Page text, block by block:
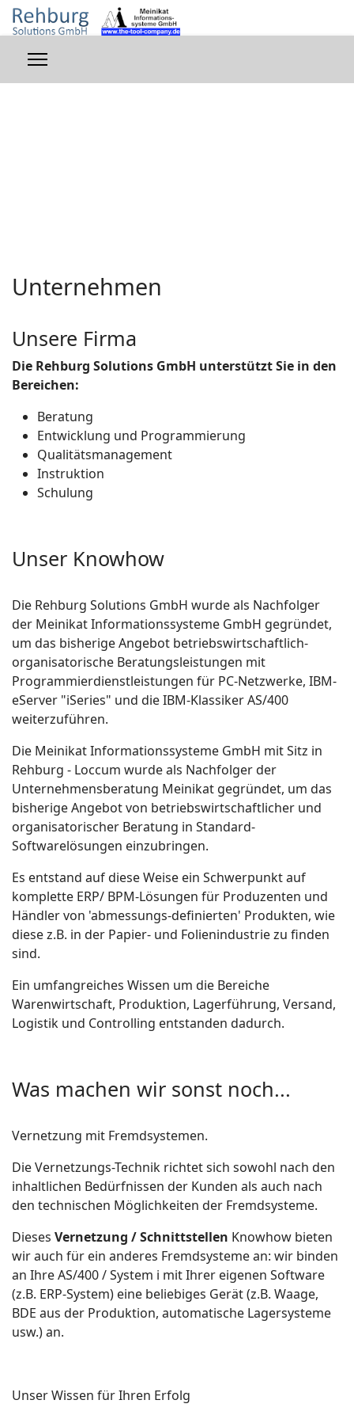
Unternehmen
Unsere Firma
Die Rehburg Solutions GmbH unterstützt Sie in den
Bereichen:
Beratung
Entwicklung und Programmierung
Qualitätsmanagement
Instruktion
Schulung
Unser Knowhow
Die Rehburg Solutions GmbH wurde als Nachfolger
der Meinikat Informationssysteme GmbH gegründet,
um das bisherige Angebot betriebswirtschaftlich-
organisatorische Beratungsleistungen mit
Programmierdienstleistungen für PC-Netzwerke, IBM-
eServer "iSeries" und die IBM-Klassiker AS/400
weiterzuführen.
Die Meinikat Informationssysteme GmbH mit Sitz in
Rehburg - Loccum wurde als Nachfolger der
Unternehmensberatung Meinikat gegründet, um das
bisherige Angebot von betriebswirtschaftlicher und
organisatorischer Beratung in Standard-
Softwarelösungen einzubringen.
Es entstand auf diese Weise ein Schwerpunkt auf
komplette ERP/ BPM-Lösungen für Produzenten und
Händler von 'abmessungs-definierten' Produkten, wie
diese z.B. in der Papier- und Folienindustrie zu finden
sind.
Ein umfangreiches Wissen um die Bereiche
Warenwirtschaft, Produktion, Lagerführung, Versand,
Logistik und Controlling entstanden dadurch.
Was machen wir sonst noch...
Vernetzung mit Fremdsystemen.
Die Vernetzungs-Technik richtet sich sowohl nach den
inhaltlichen Bedürfnissen der Kunden als auch nach
den technischen Möglichkeiten der Fremdsysteme.
Dieses Vernetzung / Schnittstellen Knowhow bieten
wir auch für ein anderes Fremdsysteme an: wir binden
an Ihre AS/400 / System i mit Ihrer eigenen Software
(z.B. ERP-System) eine beliebiges Gerät (z.B. Waage,
BDE aus der Produktion, automatische Lagersysteme
usw.) an.
Unser Wissen für Ihren Erfolg